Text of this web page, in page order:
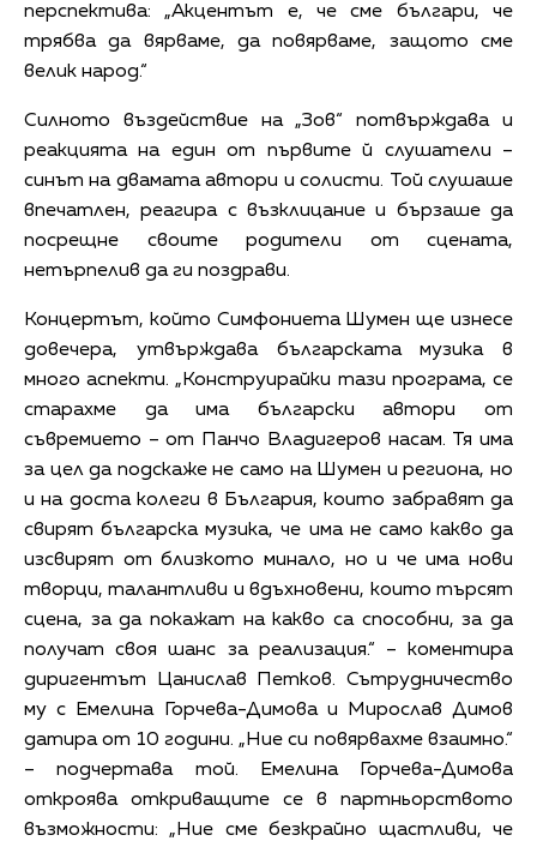
перспектива: „Акцентът е, че сме българи, че
трябва да вярваме, да повярваме, защото сме
велик народ.“
Силното въздействие на „Зов“ потвърждава и
реакцията на един от първите й слушатели –
синът на двамата автори и солисти. Той слушаше
впечатлен, реагира с възклицание и бързаше да
посрещне своите родители от сцената,
нетърпелив да ги поздрави.
Концертът, който Симфониета Шумен ще изнесе
довечера, утвърждава българската музика в
много аспекти. „Конструирайки тази програма, се
старахме да има български автори от
съвремието – от Панчо Владигеров насам. Тя има
за цел да подскаже не само на Шумен и региона, но
и на доста колеги в България, които забравят да
свирят българска музика, че има не само какво да
изсвирят от близкото минало, но и че има нови
творци, талантливи и вдъхновени, които търсят
сцена, за да покажат на какво са способни, за да
получат своя шанс за реализация.“ – коментира
диригентът Цанислав Петков. Сътрудничество
му с Емелина Горчева-Димова и Мирослав Димов
датира от 10 години. „Ние си повярвахме взаимно.“
– подчертава той. Емелина Горчева-Димова
откроява откриващите се в партньорството
възможности: „Ние сме безкрайно щастливи, че